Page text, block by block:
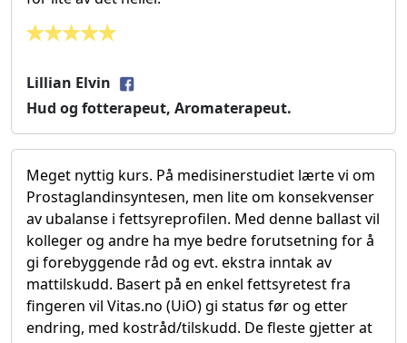
Lillian Elvin
Hud og fotterapeut, Aromaterapeut.
Meget nyttig kurs. På medisinerstudiet lærte vi om
Prostaglandinsyntesen, men lite om konsekvenser
av ubalanse i fettsyreprofilen. Med denne ballast vil
kolleger og andre ha mye bedre forutsetning for å
gi forebyggende råd og evt. ekstra inntak av
mattilskudd. Basert på en enkel fettsyretest fra
fingeren vil Vitas.no (UiO) gi status før og etter
endring, med kostråd/tilskudd. De fleste gjetter at